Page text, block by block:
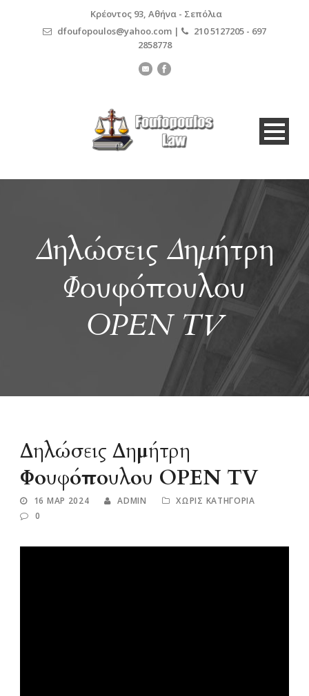
Κρέοντος 93, Αθήνα - Σεπόλια
dfoufopoulos@yahoo.com |
210 5127205 - 697
2858778
Δηλώσεις Δημήτρη
Φουφόπουλου
OPEN TV
Δηλώσεις Δημήτρη
Φουφόπουλου OPEN TV
16 ΜΑΡ 2024 ADMIN
ΧΩΡΊΣ ΚΑΤΗΓΟΡΊΑ
0